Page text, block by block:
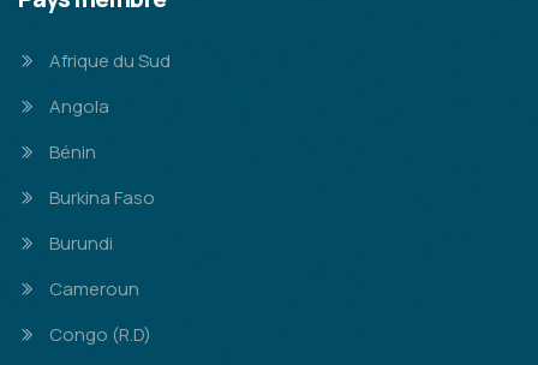
Afrique du Sud
Angola
Bénin
Burkina Faso
Burundi
Cameroun
Congo (R.D)